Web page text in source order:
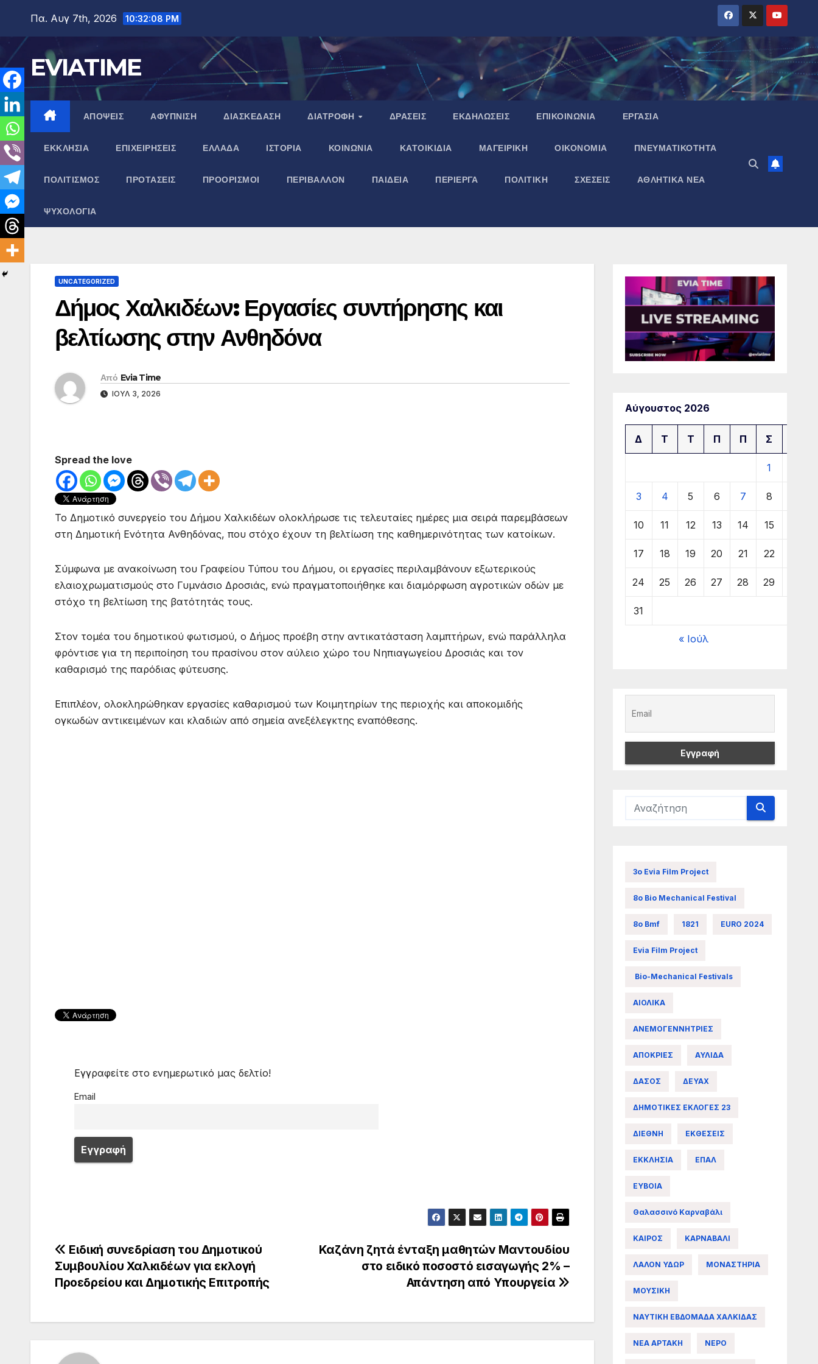
περιεχόμενο
Πα. Αυγ 7th, 2026 10:32:09 PM
EVIATIME
ΑΠΟΨΕΙΣ ΑΦΥΠΝΙΣΗ ΔΙΑΣΚΕΔΑΣΗ ΔΙΑΤΡΟΦΗ ΔΡΑΣΕΙΣ ΕΚΔΗΛΩΣΕΙΣ ΕΠΙΚΟΙΝΩΝΙΑ ΕΡΓΑΣΙΑ
ΕΚΚΛΗΣΙΑ ΕΠΙΧΕΙΡΗΣΕΙΣ ΕΛΛΑΔΑ ΙΣΤΟΡΙΑ ΚΟΙΝΩΝΙΑ ΚΑΤΟΙΚΙΔΙΑ ΜΑΓΕΙΡΙΚΗ ΟΙΚΟΝΟΜΙΑ ΠΝΕΥΜΑΤΙΚΌΤΗΤΑ
ΠΟΛΙΤΙΣΜΟΣ ΠΡΟΤΑΣΕΙΣ ΠΡΟΟΡΙΣΜΟΙ ΠΕΡΙΒΑΛΛΟΝ ΠΑΙΔΕΙΑ ΠΕΡΙΕΡΓΑ ΠΟΛΙΤΙΚΗ ΣΧΕΣΕΙΣ ΑΘΛΗΤΙΚΑ ΝΕΑ
ΨΥΧΟΛΟΓΙΑ
UNCATEGORIZED
Δήμος Χαλκιδέων: Εργασίες συντήρησης και
βελτίωσης στην Ανθηδόνα
Από Evia Time
ΙΟΎΛ 3, 2026
Spread the love
Το Δημοτικό συνεργείο του Δήμου Χαλκιδέων ολοκλήρωσε τις τελευταίες ημέρες μια σειρά παρεμβάσεων
στη Δημοτική Ενότητα Ανθηδόνας, που στόχο έχουν τη βελτίωση της καθημερινότητας των κατοίκων.
Σύμφωνα με ανακοίνωση του Γραφείου Τύπου του Δήμου, οι εργασίες περιλαμβάνουν εξωτερικούς
ελαιοχρωματισμούς στο Γυμνάσιο Δροσιάς, ενώ πραγματοποιήθηκε και διαμόρφωση αγροτικών οδών με
στόχο τη βελτίωση της βατότητάς τους.
Στον τομέα του δημοτικού φωτισμού, ο Δήμος προέβη στην αντικατάσταση λαμπτήρων, ενώ παράλληλα
φρόντισε για τη περιποίηση του πρασίνου στον αύλειο χώρο του Νηπιαγωγείου Δροσιάς και τον
καθαρισμό της παρόδιας φύτευσης.
Επιπλέον, ολοκληρώθηκαν εργασίες καθαρισμού των Κοιμητηρίων της περιοχής και αποκομιδής
ογκωδών αντικειμένων και κλαδιών από σημεία ανεξέλεγκτης εναπόθεσης.
Εγγραφείτε στο ενημερωτικό μας δελτίο!
Email
Πλοήγηση
άρθρων
Καζάνη ζητά ένταξη μαθητών Μαντουδίου
στο ειδικό ποσοστό εισαγωγής 2% –
Απάντηση από Υπουργεία
Ειδική συνεδρίαση του Δημοτικού
Συμβουλίου Χαλκιδέων για εκλογή
Προεδρείου και Δημοτικής Επιτροπής
Αύγουστος 2026
Δ Τ Τ Π Π Σ
1
3 4 5 6 7 8
10 11 12 13 14 15
17 18 19 20 21 22
24 25 26 27 28 29
31
« Ιούλ
3ο Evia Film Project
8ο Bio Mechanical Festival
8ο Bmf 1821 EURO 2024
Evia Film Project
Bio-Mechanical Festivals
ΑΙΟΛΙΚΑ
ΑΝΕΜΟΓΕΝΝΗΤΡΙΕΣ
ΑΠΟΚΡΙΕΣ ΑΥΛΙΔΑ
ΔΑΣΟΣ ΔΕΥΑΧ
ΔΗΜΟΤΙΚΕΣ ΕΚΛΟΓΕΣ 23
ΔΙΕΘΝΗ ΕΚΘΕΣΕΙΣ
ΕΚΚΛΗΣΙΑ ΕΠΑΛ
ΕΥΒΟΙΑ
Θαλασσινό Καρναβάλι
ΚΑΙΡΟΣ ΚΑΡΝΑΒΑΛΙ
ΛΑΛΟΝ ΥΔΩΡ ΜΟΝΑΣΤΗΡΙΑ
ΜΟΥΣΙΚΗ
ΝΑΥΤΙΚΗ ΕΒΔΟΜΑΔΑ ΧΑΛΚΙΔΑΣ
ΝΕΑ ΑΡΤΑΚΗ ΝΕΡΟ